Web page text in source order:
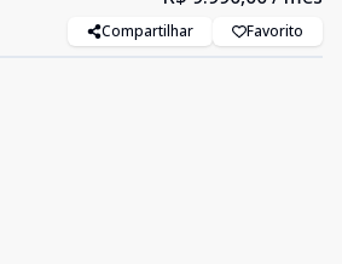
Compartilhar Favorito